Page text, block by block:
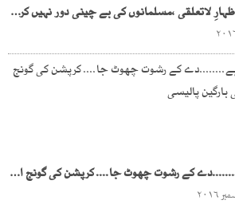
ٹرمپ کا نسل پرستوں سے اظہارِ لاتعلقی ،مسلمانوں کی بے چینی دور نہیں کرسکا
لے کے رشوت پھنس گیا ہے........دے کے رشوت چھوٹ جا.... کرپشن کی گونج اورنیب کی مضحکہ خیز پلی بارگین پالیسی